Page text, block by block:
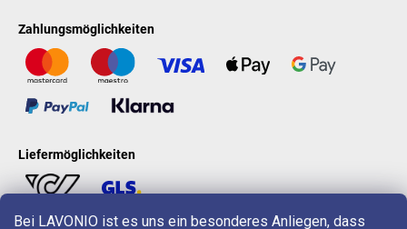
Bei LAVONIO ist es uns ein besonderes Anliegen, dass
Zahlungsmöglichkeiten
Liefermöglichkeiten